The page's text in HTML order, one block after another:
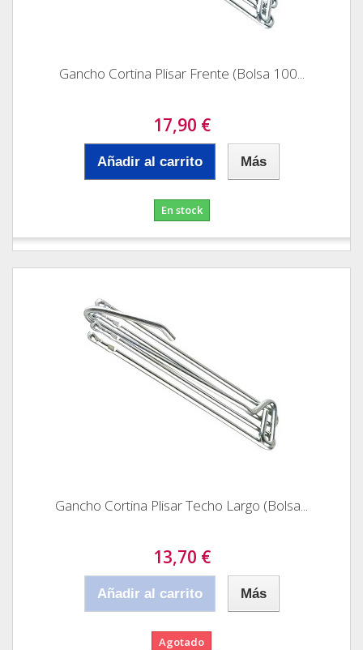
Gancho Cortina Plisar Frente (Bolsa 100...
17,90 €
Añadir al carrito Más
En stock
Gancho Cortina Plisar Techo Largo (Bolsa...
13,70 €
Añadir al carrito Más
Agotado